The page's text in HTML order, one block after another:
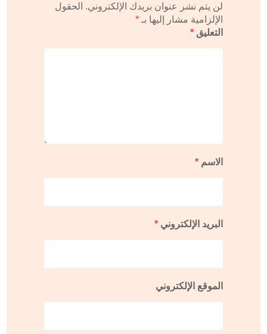
لن يتم نشر عنوان بريدك الإلكتروني. الحقول
الإلزامية مشار إليها بـ*
التعليق*
الاسم*
البريد الإلكتروني*
الموقع الإلكتروني